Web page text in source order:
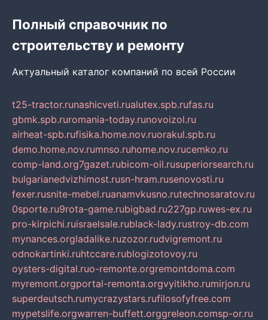
Полный справочник по
строительству и ремонту
Актуальный каталог компаний по всей России
t25-tractor.runashicveti.rualutex.spb.rufas.ru
gbmk.spb.ruromania-today.runovoizol.ru
airheat-spb.rufisika.home.nov.ruorakul.spb.ru
demo.home.nov.rumnso.ruhome.nov.rucemko.ru
comp-land.org7gazet.rubicom-oil.rusuperiorsearch.ru
bulgarianedvizhimost.rusn-hram.rusenovosti.ru
fexer.rusnite-mebel.ruanamvkusno.rutechnosaratov.ru
0sporte.ru9rota-game.rubigbad.ru227gp.ruwes-ex.ru
pro-kirpichi.ruisraelsale.rublack-lady.rustroy-db.com
mynances.orgladalike.ruzozor.rudvigremont.ru
odnokartinki.ruhtccare.rublogizotovoy.ru
oysters-digital.ruo-remonte.orgremontdoma.com
myremont.orgportal-remonta.orgvyitikho.rumirjon.ru
superdeutsch.rumycrazystars.rufilosofyfree.com
mypetslife.orgwarren-buffett.orggreleon.comsp-or.ru